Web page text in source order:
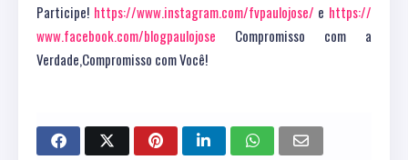
Participe! https://www.instagram.com/fvpaulojose/ e https://
www.facebook.com/blogpaulojose Compromisso com a
Verdade,Compromisso com Você!